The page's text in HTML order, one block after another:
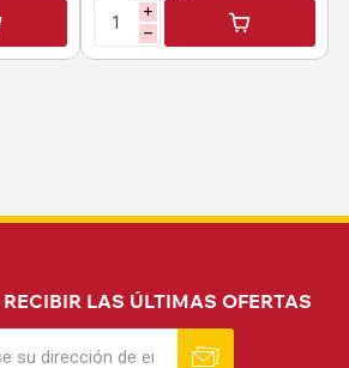
i
h
LAS ÚLTIMAS OFERTAS